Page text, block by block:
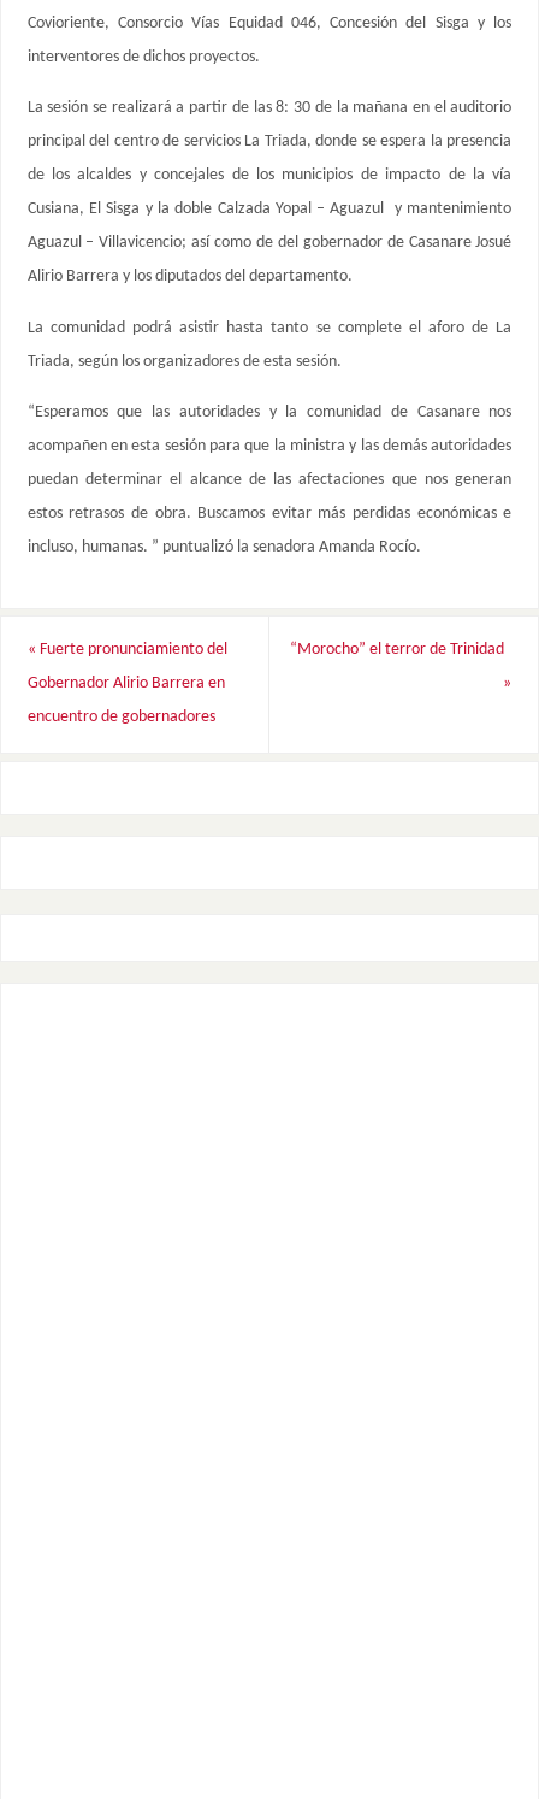
Covioriente, Consorcio Vías Equidad 046, Concesión del Sisga y los
interventores de dichos proyectos.
La sesión se realizará a partir de las 8: 30 de la mañana en el auditorio
principal del centro de servicios La Triada, donde se espera la presencia
de los alcaldes y concejales de los municipios de impacto de la vía
Cusiana, El Sisga y la doble Calzada Yopal – Aguazul y mantenimiento
Aguazul – Villavicencio; así como de del gobernador de Casanare Josué
Alirio Barrera y los diputados del departamento.
La comunidad podrá asistir hasta tanto se complete el aforo de La
Triada, según los organizadores de esta sesión.
“Esperamos que las autoridades y la comunidad de Casanare nos
acompañen en esta sesión para que la ministra y las demás autoridades
puedan determinar el alcance de las afectaciones que nos generan
estos retrasos de obra. Buscamos evitar más perdidas económicas e
incluso, humanas. ” puntualizó la senadora Amanda Rocío.
« Fuerte pronunciamiento del
Gobernador Alirio Barrera en
encuentro de gobernadores
“Morocho” el terror de Trinidad
»